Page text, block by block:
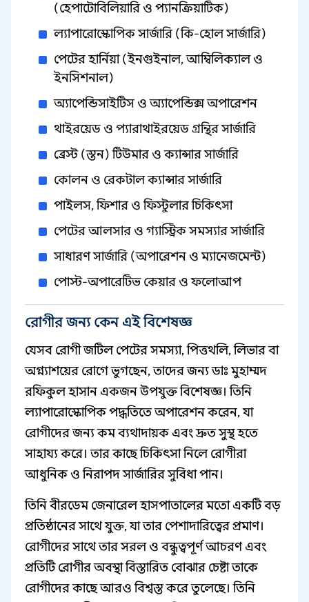
(হেপাটোবিলিয়ারি ও প্যানক্রিয়াটিক)
ল্যাপারোস্কোপিক সার্জারি (কি-হোল সার্জারি)
পেটের হার্নিয়া (ইনগুইনাল, আম্বিলিক্যাল ও
ইনসিশনাল)
অ্যাপেন্ডিসাইটিস ও অ্যাপেন্ডিক্স অপারেশন
থাইরয়েড ও প্যারাথাইরয়েড গ্রন্থির সার্জারি
ব্রেস্ট (স্তন) টিউমার ও ক্যান্সার সার্জারি
কোলন ও রেকটাল ক্যান্সার সার্জারি
পাইলস, ফিশার ও ফিস্টুলার চিকিৎসা
পেটের আলসার ও গ্যাস্ট্রিক সমস্যার সার্জারি
সাধারণ সার্জারি (অপারেশন ও ম্যানেজমেন্ট)
পোস্ট-অপারেটিভ কেয়ার ও ফলোআপ
রোগীর জন্য কেন এই বিশেষজ্ঞ
যেসব রোগী জটিল পেটের সমস্যা, পিত্তথলি, লিভার বা
অগ্ন্যাশয়ের রোগে ভুগছেন, তাদের জন্য ডাঃ মুহাম্মদ
রফিকুল হাসান একজন উপযুক্ত বিশেষজ্ঞ। তিনি
ল্যাপারোস্কোপিক পদ্ধতিতে অপারেশন করেন, যা
রোগীদের জন্য কম ব্যথাদায়ক এবং দ্রুত সুস্থ হতে
সাহায্য করে। তার কাছে চিকিৎসা নিলে রোগীরা
আধুনিক ও নিরাপদ সার্জারির সুবিধা পান।
তিনি বীরডেম জেনারেল হাসপাতালের মতো একটি বড়
প্রতিষ্ঠানের সাথে যুক্ত, যা তার পেশাদারিত্বের প্রমাণ।
রোগীদের সাথে তার সরল ও বন্ধুত্বপূর্ণ আচরণ এবং
প্রতিটি রোগীর অবস্থা বিস্তারিত বোঝার চেষ্টা তাকে
রোগীদের কাছে আরও বিশ্বস্ত করে তুলেছে। তিনি